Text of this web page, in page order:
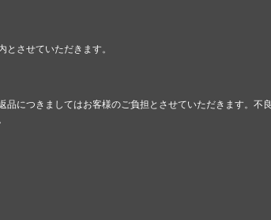
とさせていただきます。
品につきましてはお客様のご負担とさせていただきます。不